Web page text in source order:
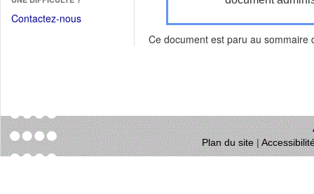
une
nouvelle
Contactez-nous
Ce document est paru au sommaire
Plan du site|